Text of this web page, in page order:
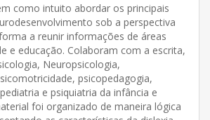
como intuito abordar os principais
sob a perspectiva
a reunir informações de áreas
e educação. Colaboram com a escrita,
Neuropsicologia,
psicopedagogia,
e psiquiatria da infância e
foi organizado de maneira lógica